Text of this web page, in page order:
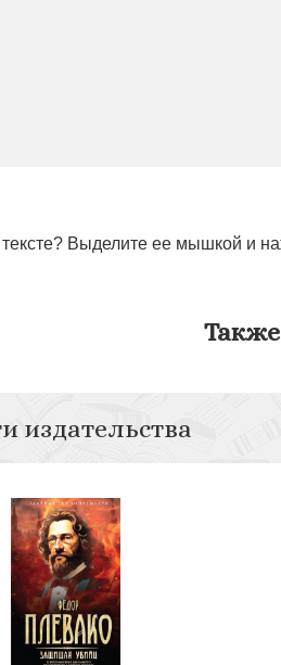
Выделите ее мышкой и
Также
издательства